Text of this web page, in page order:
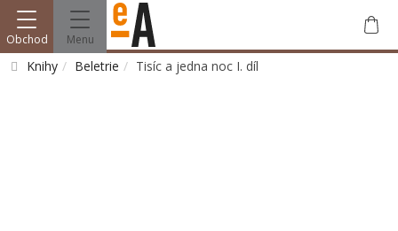
Obchod Menu
Knihy Beletrie Tisíc a jedna noc I. díl